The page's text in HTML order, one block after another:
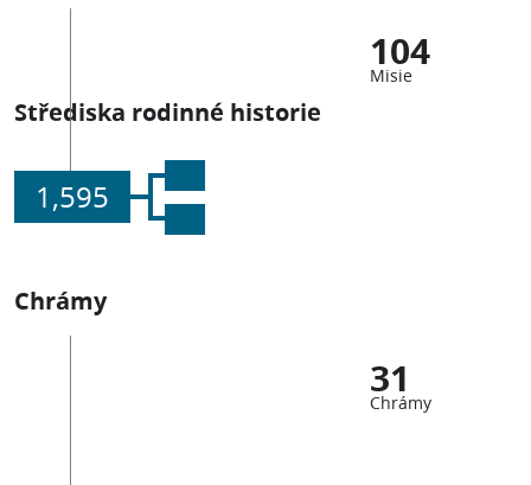
104
Misie
Střediska rodinné historie
1,595
Chrámy
31
Chrámy